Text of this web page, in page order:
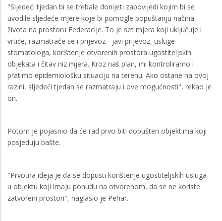
''Sljedeći tjedan bi se trebale donijeti zapovijedi kojim bi se
uvodile sljedeće mjere koje bi pomogle popuštanju načina
života na prostoru Federacije. To je set mjera koji uključuje i
vrtiće, razmatraće se i prijevoz - javi prijevoz, usluge
stomatologa, korištenje otvorenih prostora ugostiteljskih
objekata i čitav niz mjera. Kroz naš plan, mi kontroliramo i
pratimo epidemiološku situaciju na terenu. Ako ostane na ovoj
razini, sljedeći tjedan se razmatraju i ove mogućnosti'', rekao je
on.
Potom je pojasnio da će rad prvo biti dopušten objektima koji
posjeduju bašte.
''Prvotna ideja je da se dopusti korištenje ugostiteljskih usluga
u objektu koji imaju ponudu na otvorenom, da se ne koriste
zatvoreni prostori'', naglasio je Pehar.